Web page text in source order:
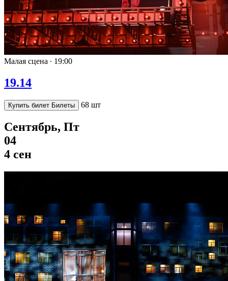
Малая сцена ∙ 19:00
19.14
Купить билет Билеты 68 шт
Сентябрь, Пт
04
4 сен